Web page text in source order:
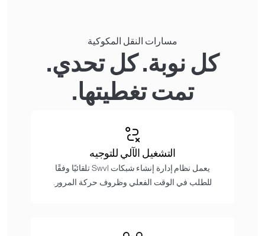
مسارات النقل المكوكية
كل نوبة. كل تحدي.
تمت تغطيتها.
التشغيل الآلي للتوجيه
يعمل نظام إدارة إنشاء شبكات Swvl تلقائيًا وفقًا
للطلب في الوقت الفعلي وظروف حركة المرور.